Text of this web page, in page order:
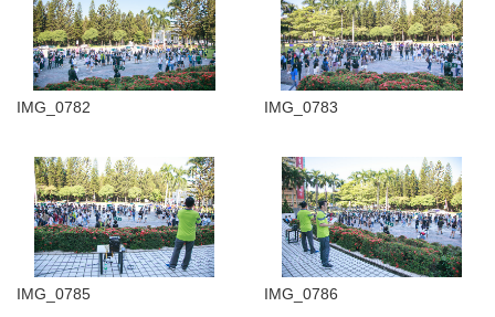
IMG_0782 IMG_0783
IMG_0785 IMG_0786